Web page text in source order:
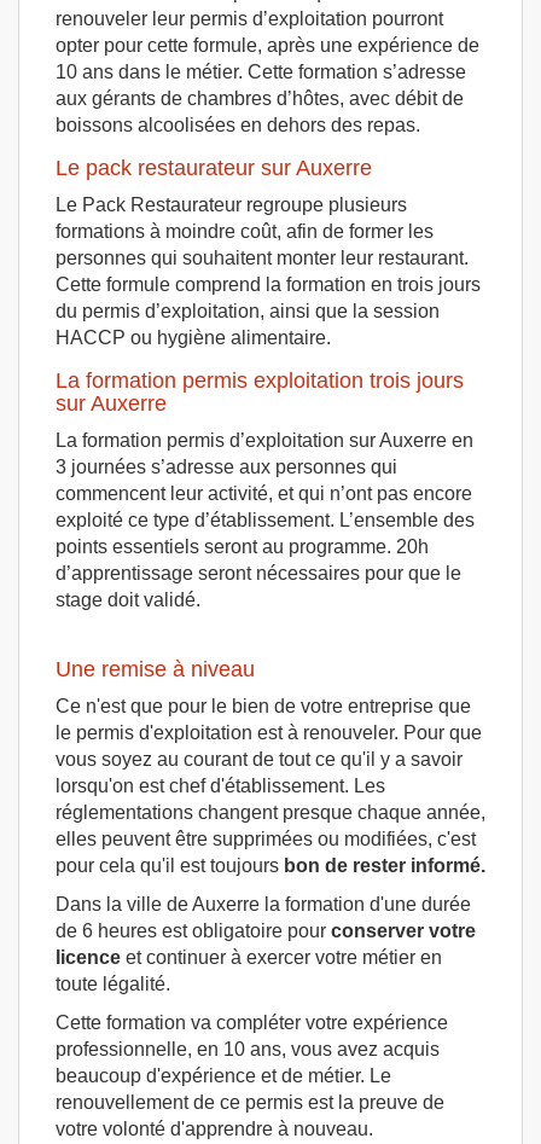
renouveler leur permis d’exploitation pourront
opter pour cette formule, après une expérience de
10 ans dans le métier. Cette formation s’adresse
aux gérants de chambres d’hôtes, avec débit de
boissons alcoolisées en dehors des repas.
Le pack restaurateur sur Auxerre
Le Pack Restaurateur regroupe plusieurs
formations à moindre coût, afin de former les
personnes qui souhaitent monter leur restaurant.
Cette formule comprend la formation en trois jours
du permis d’exploitation, ainsi que la session
HACCP ou hygiène alimentaire.
La formation permis exploitation trois jours
sur Auxerre
La formation permis d’exploitation sur Auxerre en
3 journées s’adresse aux personnes qui
commencent leur activité, et qui n’ont pas encore
exploité ce type d’établissement. L’ensemble des
points essentiels seront au programme. 20h
d’apprentissage seront nécessaires pour que le
stage doit validé.
Une remise à niveau
Ce n'est que pour le bien de votre entreprise que
le permis d'exploitation est à renouveler. Pour que
vous soyez au courant de tout ce qu'il y a savoir
lorsqu'on est chef d'établissement. Les
réglementations changent presque chaque année,
elles peuvent être supprimées ou modifiées, c'est
pour cela qu'il est toujours bon de rester informé.
Dans la ville de Auxerre la formation d'une durée
de 6 heures est obligatoire pour conserver votre
licence et continuer à exercer votre métier en
toute légalité.
Cette formation va compléter votre expérience
professionnelle, en 10 ans, vous avez acquis
beaucoup d'expérience et de métier. Le
renouvellement de ce permis est la preuve de
votre volonté d'apprendre à nouveau.